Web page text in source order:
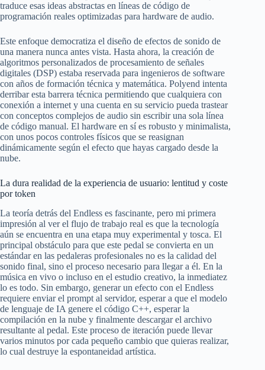
traduce esas ideas abstractas en líneas de código de
programación reales optimizadas para hardware de audio.
Este enfoque democratiza el diseño de efectos de sonido de
una manera nunca antes vista. Hasta ahora, la creación de
algoritmos personalizados de procesamiento de señales
digitales (DSP) estaba reservada para ingenieros de software
con años de formación técnica y matemática. Polyend intenta
derribar esta barrera técnica permitiendo que cualquiera con
conexión a internet y una cuenta en su servicio pueda trastear
con conceptos complejos de audio sin escribir una sola línea
de código manual. El hardware en sí es robusto y minimalista,
con unos pocos controles físicos que se reasignan
dinámicamente según el efecto que hayas cargado desde la
nube.
La dura realidad de la experiencia de usuario: lentitud y coste
por token
La teoría detrás del Endless es fascinante, pero mi primera
impresión al ver el flujo de trabajo real es que la tecnología
aún se encuentra en una etapa muy experimental y tosca. El
principal obstáculo para que este pedal se convierta en un
estándar en las pedaleras profesionales no es la calidad del
sonido final, sino el proceso necesario para llegar a él. En la
música en vivo o incluso en el estudio creativo, la inmediatez
lo es todo. Sin embargo, generar un efecto con el Endless
requiere enviar el prompt al servidor, esperar a que el modelo
de lenguaje de IA genere el código C++, esperar la
compilación en la nube y finalmente descargar el archivo
resultante al pedal. Este proceso de iteración puede llevar
varios minutos por cada pequeño cambio que quieras realizar,
lo cual destruye la espontaneidad artística.